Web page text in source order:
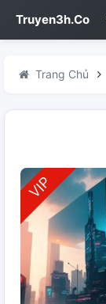
Truyen3h.Co
Trang Chủ